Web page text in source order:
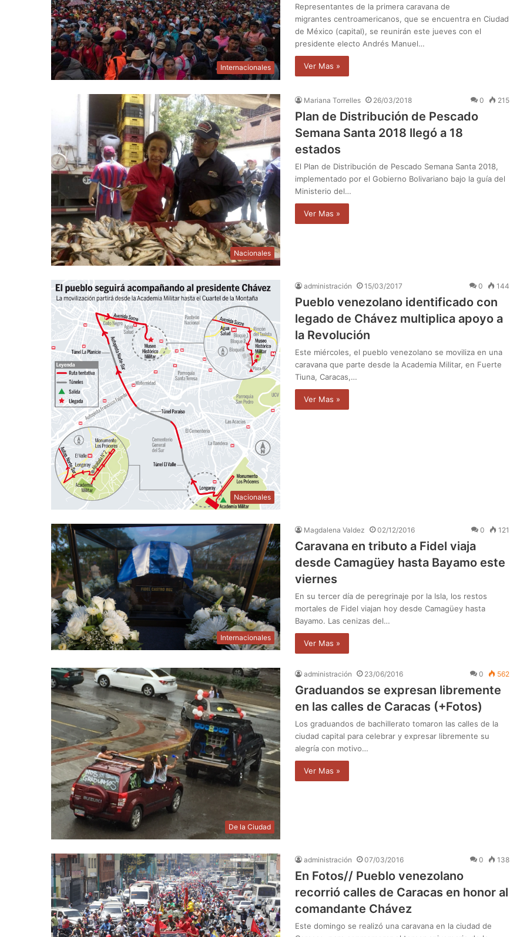
Internacionales
Representantes de la primera caravana de
migrantes centroamericanos, que se encuentra en Ciudad
de México (capital), se reunirán este jueves con el
presidente electo Andrés Manuel…
Ver Mas »
Nacionales
Mariana Torrelles 26/03/2018 0 215
Plan de Distribución de Pescado
Semana Santa 2018 llegó a 18
estados
El Plan de Distribución de Pescado Semana Santa 2018,
implementado por el Gobierno Bolivariano bajo la guía del
Ministerio del…
Ver Mas »
Nacionales
administración 15/03/2017 0 144
Pueblo venezolano identificado con
legado de Chávez multiplica apoyo a
la Revolución
Este miércoles, el pueblo venezolano se moviliza en una
caravana que parte desde la Academia Militar, en Fuerte
Tiuna, Caracas,…
Ver Mas »
Internacionales
Magdalena Valdez 02/12/2016 0 121
Caravana en tributo a Fidel viaja
desde Camagüey hasta Bayamo este
viernes
En su tercer día de peregrinaje por la Isla, los restos
mortales de Fidel viajan hoy desde Camagüey hasta
Bayamo. Las cenizas del…
Ver Mas »
De la Ciudad
administración 23/06/2016 0 562
Graduandos se expresan libremente
en las calles de Caracas (+Fotos)
Los graduandos de bachillerato tomaron las calles de la
ciudad capital para celebrar y expresar libremente su
alegría con motivo…
Ver Mas »
administración 07/03/2016 0 138
En Fotos// Pueblo venezolano
recorrió calles de Caracas en honor al
comandante Chávez
Este domingo se realizó una caravana en la ciudad de